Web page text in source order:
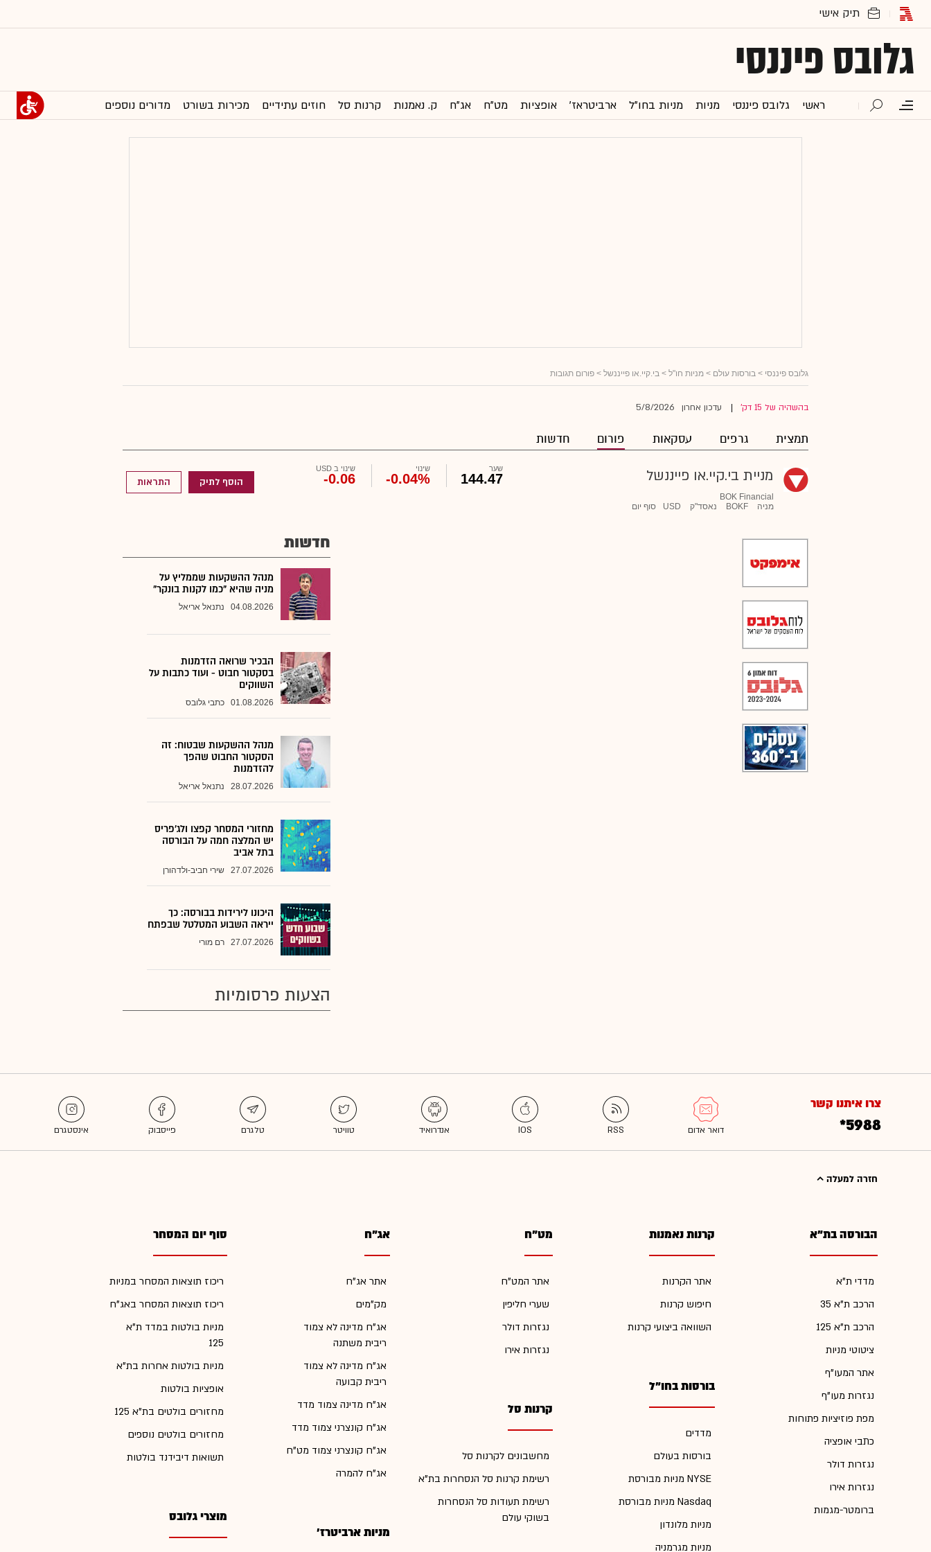
גלובס פיננסי
ראשי גלובס פיננסי מניות מניות בחו"ל ארביטראז' אופציות מט"ח אג"ח ק. נאמנות קרנות סל חוזים עתידיים מכירות בשורט מדורים נוספים
גלובס פיננסי > בורסות עולם > מניות חו"ל > בי.קיי.או פייננשל > פורום תגובות
בהשהיה של 15 דק' עדכון אחרון 5/8/2026
תמצית גרפים עסקאות פורום חדשות
מניית בי.קיי.או פייננשל
BOK Financial
מניה
BOKF נאסד"ק USD סוף יום
שער
144.47
שינוי
-0.04%
שינוי ב USD
-0.06 הוסף לתיק התראות
חדשות
מנהל ההשקעות שממליץ על
מניה שהיא "כמו לקנות בונקר"
04.08.2026 נתנאל אריאל
הבכיר שרואה הזדמנות
בסקטור חבוט - ועוד כתבות על
השווקים
01.08.2026 כתבי גלובס
מנהל ההשקעות שבטוח: זה
הסקטור החבוט שהפך
להזדמנות
28.07.2026 נתנאל אריאל
מחזורי המסחר קפצו ולג'פריס
יש המלצה חמה על הבורסה
בתל אביב
27.07.2026 שירי חביב-ולדהורן
היכונו לירידות בבורסה: כך
ייראה השבוע המטלטל שבפתח
27.07.2026 רם מורי
הצעות פרסומיות
צרו איתנו קשר
*5988
חזרה למעלה
הבורסה בת"א
מדדי ת"א
הרכב ת"א 35
הרכב ת"א 125
ציטוטי מניות
אתר המעו"ף
נגזרות מעו"ף
מפת פוזיציות פתוחות
כתבי אופציה
נגזרות דולר
נגזרות אירו
ברומטר-מגמות
קרנות נאמנות
אתר הקרנות
חיפוש קרנות
השוואה ביצועי קרנות
בורסות בחו"ל
מדדים
בורסות בעולם
מניות מבורסת NYSE
מניות מבורסת Nasdaq
מניות מלונדון
מניות מגרמניה
מט"ח
אתר המט"ח
שערי חליפין
נגזרות דולר
נגזרות אירו
קרנות סל
מחשבונים לקרנות סל
רשימת קרנות סל הנסחרות בת"א
רשימת תעודות סל הנסחרות
בשוקי עולם
אג"ח
אתר אג"ח
מק"מים
אג"ח מדינה לא צמוד
ריבית משתנה
אג"ח מדינה לא צמוד
ריבית קבועה
אג"ח מדינה צמוד מדד
אג"ח קונצרני צמוד מדד
אג"ח קונצרני צמוד מט"ח
אג"ח להמרה
מניות ארביטרז'
סוף יום המסחר
ריכוז תוצאות המסחר במניות
ריכוז תוצאות המסחר באג"ח
מניות בולטות במדד ת"א
125
מניות בולטות אחרות בת"א
אופציות בולטות
מחזורים בולטים בת"א 125
מחזורים בולטים נוספים
תשואות דיבידנד בולטות
מוצרי גלובס